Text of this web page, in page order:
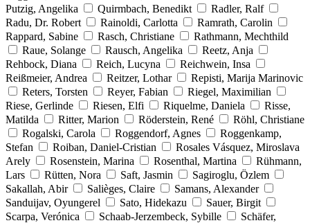
Putzig, Angelika
Quirmbach, Benedikt
Radler, Ralf
Radu, Dr. Robert
Rainoldi, Carlotta
Ramrath, Carolin
Rappard, Sabine
Rasch, Christiane
Rathmann, Mechthild
Raue, Solange
Rausch, Angelika
Reetz, Anja
Rehbock, Diana
Reich, Lucyna
Reichwein, Insa
Reißmeier, Andrea
Reitzer, Lothar
Repisti, Marija Marinovic
Reters, Torsten
Reyer, Fabian
Riegel, Maximilian
Riese, Gerlinde
Riesen, Elfi Riquelme, Daniela
Risse,
Matilda
Ritter, Marion Röderstein, René
Röhl, Christiane
Rogalski, Carola
Roggendorf, Agnes
Roggenkamp,
Stefan
Roiban, Daniel-Cristian
Rosales Vásquez, Miroslava
Arely
Rosenstein, Marina Rosenthal, Martina
Rühmann,
Lars
Rütten, Nora Saft, Jasmin
Sagiroglu, Özlem
Sakallah, Abir
Salièges, Claire
Samans, Alexander
Sanduijav, Oyungerel
Sato, Hidekazu
Sauer, Birgit
Scarpa, Verónica
Schaab-Jerzembeck, Sybille
Schäfer,